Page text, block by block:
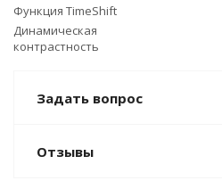
Функция TimeShift
Динамическая
контрастность
Задать вопрос
Отзывы